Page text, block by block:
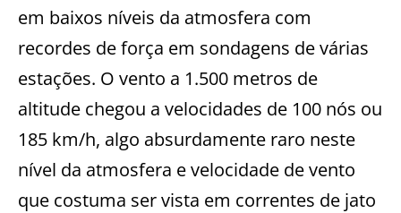
em baixos níveis da atmosfera com
recordes de força em sondagens de várias
estações. O vento a 1.500 metros de
altitude chegou a velocidades de 100 nós ou
185 km/h, algo absurdamente raro neste
nível da atmosfera e velocidade de vento
que costuma ser vista em correntes de jato